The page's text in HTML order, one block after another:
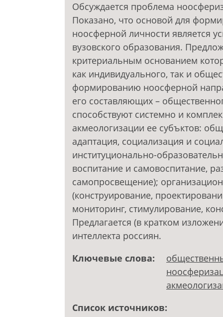
Обсуждается проблема
Показано, что основой для
ноосферной личности является
вузовского образования.
критериальным основанием
как индивидуального, так и
формированию ноосферной
его составляющих –
способствуют системно и
акмеологизации ее субъктов:
адаптация, социализация и
институционально-
воспитание и самовоспитание,
самопросвещение);
(конструирование,
мониторинг, стимулирование,
Предлагается (в кратком
интеллекта россиян.
Ключевые слова:
Список источников: